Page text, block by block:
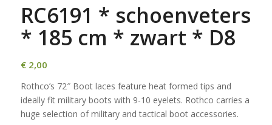
RC6191 * schoenveters
* 185 cm * zwart * D8
€2,00
Rothco’s 72″ Boot laces feature heat formed tips and
ideally fit military boots with 9-10 eyelets. Rothco carries a
huge selection of military and tactical boot accessories.